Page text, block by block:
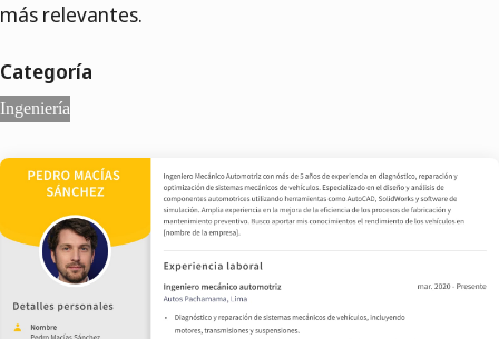
más relevantes.
Categoría
Ingeniería